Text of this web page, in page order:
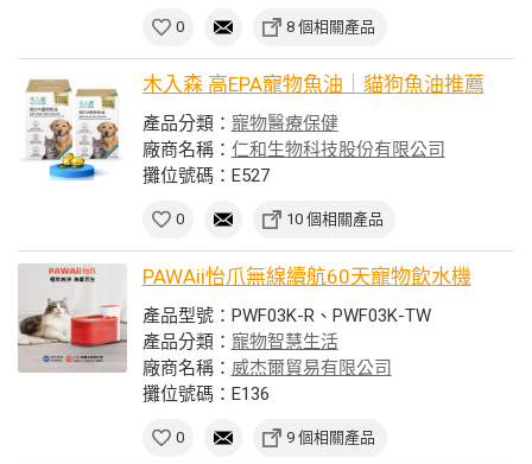
0 8 個相關產品
木入森 高EPA寵物魚油｜貓狗魚油推薦
產品分類： 寵物醫療保健
廠商名稱： 仁和生物科技股份有限公司
攤位號碼：E527
0 10 個相關產品
PAWAii怡爪無線續航60天寵物飲水機
產品型號：PWF03K-R、PWF03K-TW
產品分類： 寵物智慧生活
廠商名稱： 威杰爾貿易有限公司
攤位號碼：E136
0 9 個相關產品